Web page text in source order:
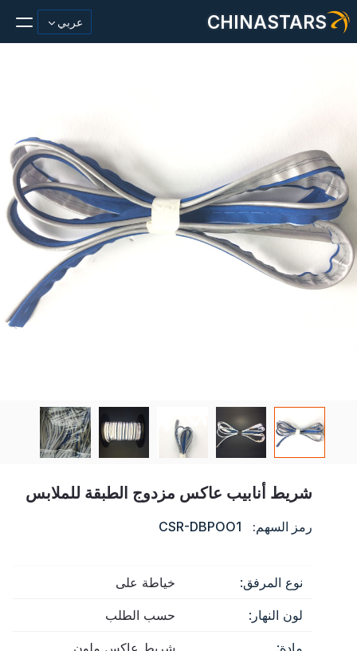
CHINASTARS عربي
أزياء عاكسة النسيج
ملابس السلامة
يتوهج في المواد المظلمة
غسيل صناعي
فيديو
شريط أنابيب عاكس مزدوج الطبقة للملابس
رمز السهم: CSR-DBPOO1
نوع المرفق: خياطة على
لون النهار: حسب الطلب
مادة: شريط عاكس ملون